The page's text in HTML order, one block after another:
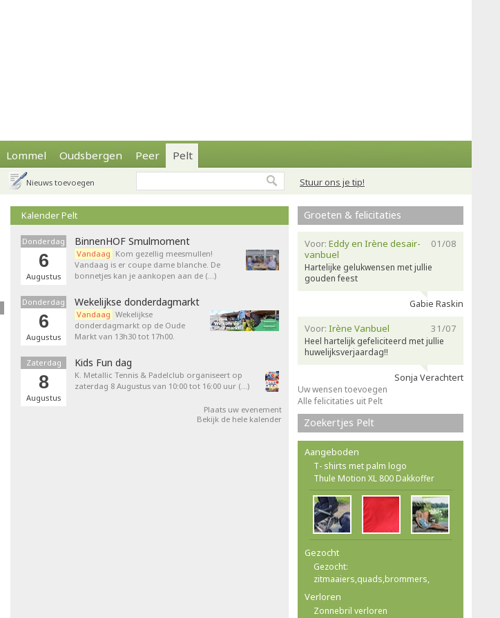
Lommel Oudsbergen Peer Pelt
Stuur ons je tip!
Nieuws toevoegen
Kalender Pelt
Donderdag
6
Augustus
BinnenHOF Smulmoment
Vandaag Kom gezellig meesmullen!
Vandaag is er coupe dame blanche. De
bonnetjes kan je aankopen aan de (…)
Donderdag
6
Augustus
Wekelijkse donderdagmarkt
Vandaag Wekelijkse
donderdagmarkt op de Oude
Markt van 13h30 tot 17h00.
Zaterdag
8
Augustus
Kids Fun dag
K. Metallic Tennis & Padelclub organiseert op
zaterdag 8 Augustus van 10:00 tot 16:00 uur (…)
Plaats uw evenement
Bekijk de hele kalender
Groeten & felicitaties
01/08
Voor: Eddy en Irène desair-
vanbuel
Hartelijke gelukwensen met jullie
gouden feest
Gabie Raskin
31/07
Voor: Irène Vanbuel
Heel hartelijk gefeliciteerd met jullie
huwelijksverjaardag!!
Sonja Verachtert
Uw wensen toevoegen
Alle felicitaties uit Pelt
Zoekertjes Pelt
Aangeboden
T- shirts met palm logo
Thule Motion XL 800 Dakkoffer
Gezocht
Gezocht:
zitmaaiers,quads,brommers,
Verloren
Zonnebril verloren